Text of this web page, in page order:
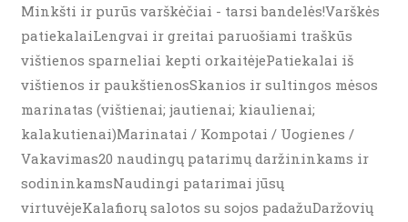
Minkšti ir purūs varškėčiai - tarsi bandelės!Varškės
patiekalaiLengvai ir greitai paruošiami traškūs
vištienos sparneliai kepti orkaitėjePatiekalai iš
vištienos ir paukštienosSkanios ir sultingos mėsos
marinatas (vištienai; jautienai; kiaulienai;
kalakutienai)Marinatai / Kompotai / Uogienes /
Vakavimas20 naudingų patarimų daržininkams ir
sodininkamsNaudingi patarimai jūsų
virtuvėjeKalafiorų salotos su sojos padažuDaržovių